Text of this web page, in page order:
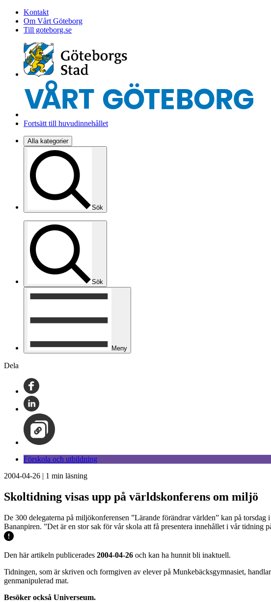
Kontakt
Om Vårt Göteborg
Till goteborg.se
Fortsätt till huvudinnehållet
Alla kategorier
Sök
Sök
Meny
Dela
Förskola och utbildning
2004-04-26 | 1 min läsning
Skoltidning visas upp på världskonferens om miljö
De 300 delegaterna på miljökonferensen ”Lärande förändrar världen” kan på
Bananpiren. ”Det är en stor sak för vår skola att få presentera innehållet i vår
Den här artikeln publicerades 2004-04-26 och kan ha hunnit bli inaktuell.
Tidningen, som är skriven och formgiven av elever på Munkebäcksgymnasiet,
genmanipulerad mat.
Besöker också Universeum.